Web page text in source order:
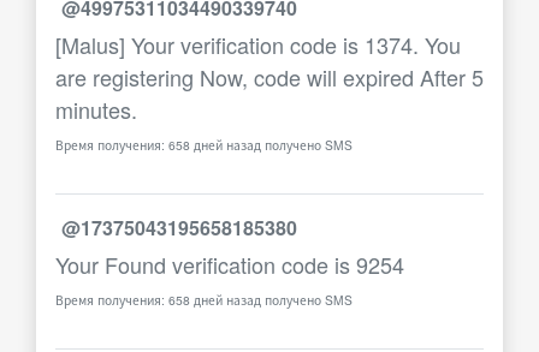
@49975311034490339740
[Malus] Your verification code is 1374. You
are registering Now, code will expired After 5
minutes.
Время получения: 658 дней назад получено SMS
@17375043195658185380
Your Found verification code is 9254
Время получения: 658 дней назад получено SMS